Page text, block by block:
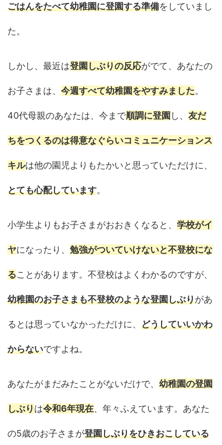
ごはんをたべて幼稚園に登園する準備をしていまし
た。
しかし、最近は登園しぶりの反応がでて、あなたの
お子さまは、 今週すべて幼稚園をやすみました。
40代母親のあなたは、今まで順調に登園 し、 友だ
ちをつくるのは得意なぐらいコミュニケーションス
キルは他の園児よりもたかいと思っていただけに、
とても心配しています。
小学生よりもお子さまがおおきくなると、 学校がイ
ヤになったり、 勉強がついていけないと不登校にな
ることがあります。不登校はよくわかるのですが、
幼稚園のお子さまも不登校のような登園しぶりがあ
るとは思っていなかっただけに、 どうしていいかわ
からないですよね。
あなたがまだみたことがないだけで、 幼稚園の登園
しぶりは令和6年現在、年々ふえています。あなた
の5歳のお子さまが登園しぶりをひきおこしている